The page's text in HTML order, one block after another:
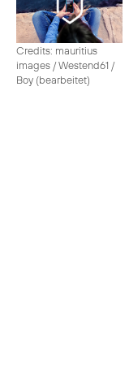
Credits: mauritius
images / Westend61 /
Boy (bearbeitet)